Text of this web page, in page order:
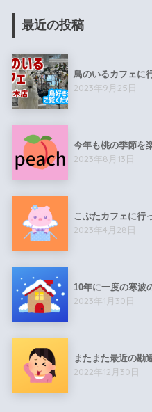
最近の投稿
鳥のいるカフェに
2023年9月25日
今年も桃の季節を
2023年8月13日
こぶたカフェに行
2023年4月28日
10年に一度の寒波
2023年1月30日
またまた最近の勘
2022年12月30日